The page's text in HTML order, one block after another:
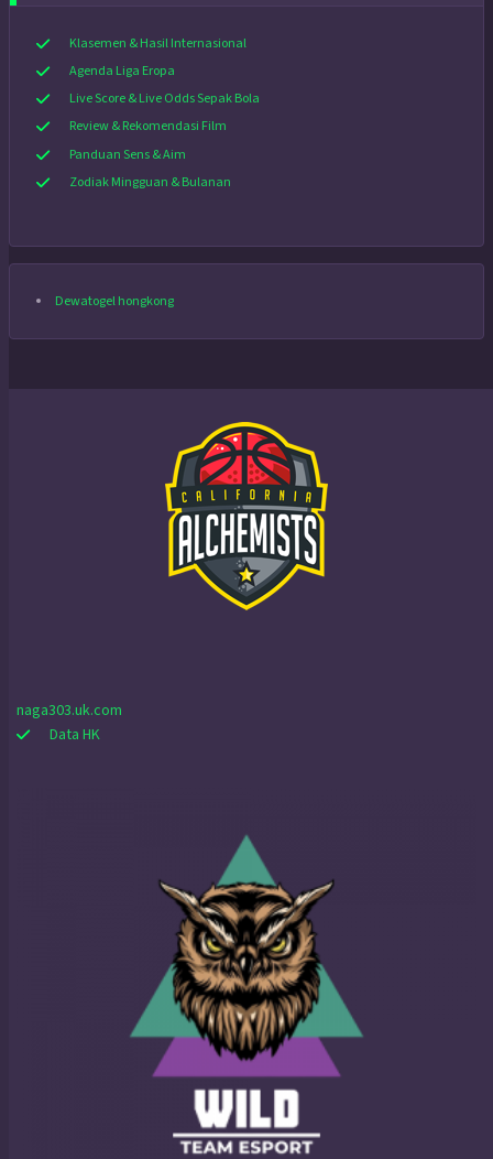
Klasemen & Hasil Internasional
Agenda Liga Eropa
Live Score & Live Odds Sepak Bola
Review & Rekomendasi Film
Panduan Sens & Aim
Zodiak Mingguan & Bulanan
Dewatogel hongkong
naga303.uk.com
Data HK